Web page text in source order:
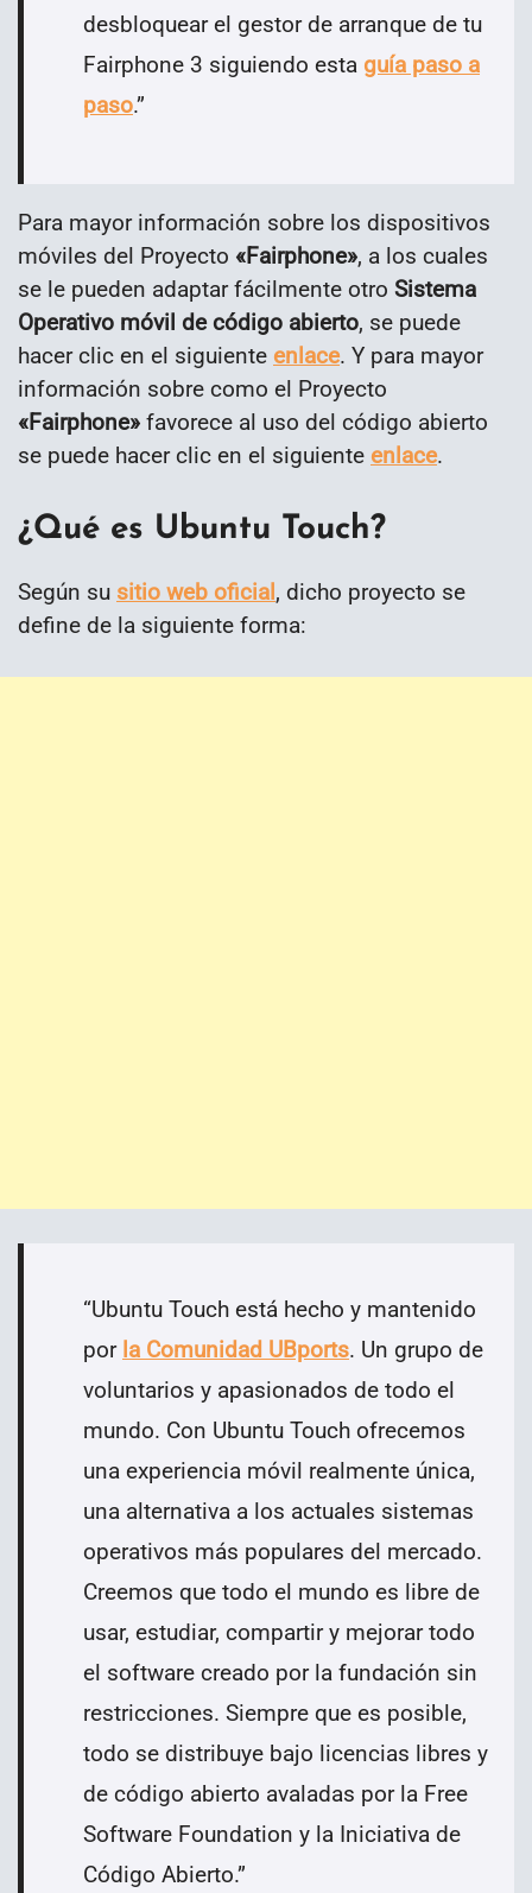
desbloquear el gestor de arranque de tu
Fairphone 3 siguiendo esta guía paso a
paso.”
Para mayor información sobre los dispositivos
móviles del Proyecto «Fairphone», a los cuales
se le pueden adaptar fácilmente otro Sistema
Operativo móvil de código abierto, se puede
hacer clic en el siguiente enlace. Y para mayor
información sobre como el Proyecto
«Fairphone» favorece al uso del código abierto
se puede hacer clic en el siguiente enlace.
¿Qué es Ubuntu Touch?
Según su sitio web oficial, dicho proyecto se
define de la siguiente forma:
“Ubuntu Touch está hecho y mantenido
por la Comunidad UBports. Un grupo de
voluntarios y apasionados de todo el
mundo. Con Ubuntu Touch ofrecemos
una experiencia móvil realmente única,
una alternativa a los actuales sistemas
operativos más populares del mercado.
Creemos que todo el mundo es libre de
usar, estudiar, compartir y mejorar todo
el software creado por la fundación sin
restricciones. Siempre que es posible,
todo se distribuye bajo licencias libres y
de código abierto avaladas por la Free
Software Foundation y la Iniciativa de
Código Abierto.”